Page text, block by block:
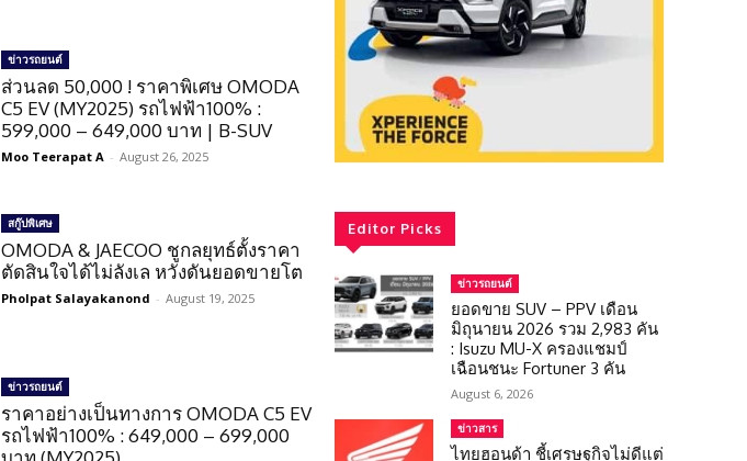
ข่าวรถยนต์
ส่วนลด 50,000 ! ราคาพิเศษ OMODA
C5 EV (MY2025) รถไฟฟ้า100% :
599,000 – 649,000 บาท | B-SUV
Moo Teerapat A - August 26, 2025
สกู๊ปพิเศษ
OMODA & JAECOO ชูกลยุทธ์ตั้งราคา
ตัดสินใจได้ไม่ลังเล หวังดันยอดขายโต
Pholpat Salayakanond - August 19, 2025
ข่าวรถยนต์
ราคาอย่างเป็นทางการ OMODA C5 EV
รถไฟฟ้า100% : 649,000 – 699,000
Editor Picks
ข่าวรถยนต์
ยอดขาย SUV – PPV เดือน
มิถุนายน 2026 รวม 2,983 คัน
: Isuzu MU-X ครองแชมป์
เฉือนชนะ Fortuner 3 คัน
August 6, 2026
ข่าวสาร
ไทยฮอนด้า ชี้เศรษฐกิจไม่ดีแต่